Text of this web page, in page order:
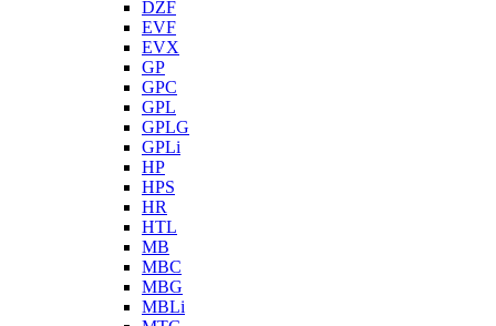
DZF
EVF
EVX
GP
GPC
GPL
GPLG
GPLi
HP
HPS
HR
HTL
MB
MBC
MBG
MBLi